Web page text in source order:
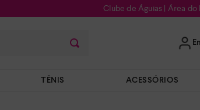
Clube de Águias | Área do
TÊNIS ACESSÓRIOS